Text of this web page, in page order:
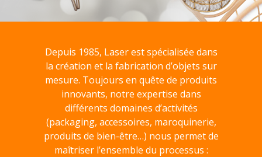
Depuis 1985, Laser est spécialisée dans
la création et la fabrication d’objets sur
mesure. Toujours en quête de produits
innovants, notre expertise dans
différents domaines d’activités
(packaging, accessoires, maroquinerie,
produits de bien-être…) nous permet de
maîtriser l’ensemble du processus :